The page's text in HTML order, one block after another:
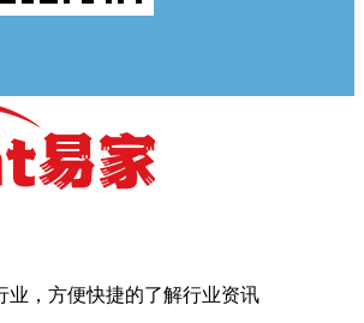
业，方便快捷的了解行业资讯